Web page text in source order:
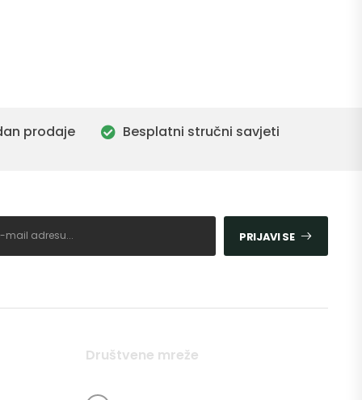
prodaje Besplatni stručni savjeti
PRIJAVI SE
Društvene mreže